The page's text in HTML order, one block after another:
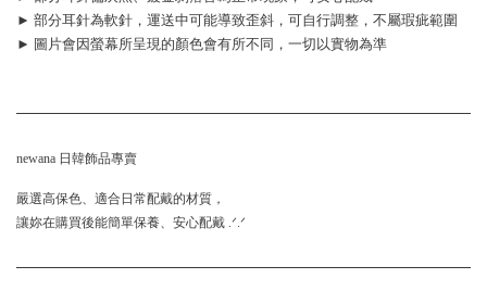
► 部分耳針為軟針，運送中可能導致歪斜，可自行調整，不屬瑕疵範圍
► 圖片會因螢幕所呈現的顏色會有所不同，一切以實物為準
newana 日韓飾品專賣
嚴選高保色、適合日常配戴的材質，
讓妳在購買後能簡單保養、安心配戴 .ᐟ.ᐟ